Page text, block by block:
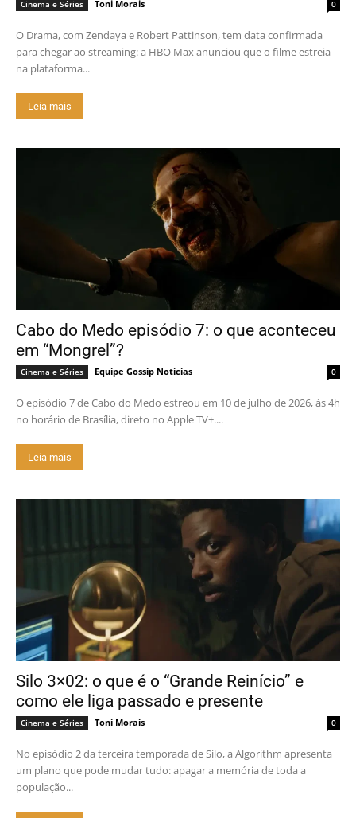
Cinema e Séries Toni Morais 0
O Drama, com Zendaya e Robert Pattinson, tem data confirmada
para chegar ao streaming: a HBO Max anunciou que o filme estreia
na plataforma...
Leia mais
Cabo do Medo episódio 7: o que aconteceu
em “Mongrel”?
Cinema e Séries Equipe Gossip Notícias 0
O episódio 7 de Cabo do Medo estreou em 10 de julho de 2026, às 4h
no horário de Brasília, direto no Apple TV+....
Leia mais
Silo 3×02: o que é o “Grande Reinício” e
como ele liga passado e presente
Cinema e Séries Toni Morais 0
No episódio 2 da terceira temporada de Silo, a Algorithm apresenta
um plano que pode mudar tudo: apagar a memória de toda a
população...